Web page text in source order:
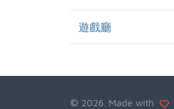
遊戲廳
© 2026. Made with